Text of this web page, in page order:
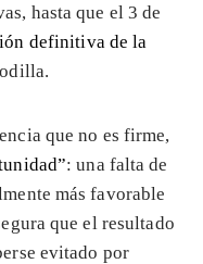
hasta que el 3 de
definitiva de la
que no es firme,
: una falta de
más favorable
que el resultado
evitado por